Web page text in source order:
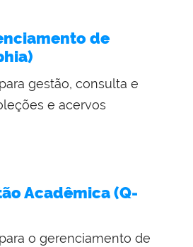
de
gestão, consulta e
e acervos
Acadêmica (Q-
o gerenciamento de